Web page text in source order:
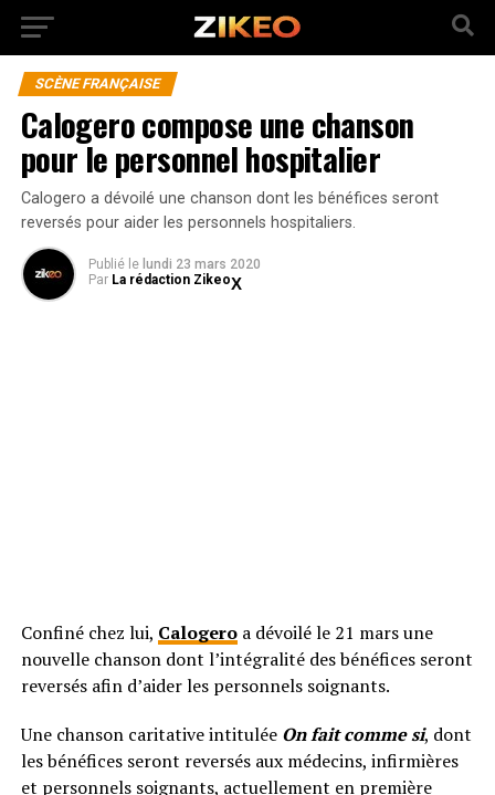
SCÈNE FRANÇAISE
Calogero compose une chanson
pour le personnel hospitalier
Calogero a dévoilé une chanson dont les bénéfices seront
reversés pour aider les personnels hospitaliers.
Publié le lundi 23 mars 2020
Par La rédaction Zikeo
Confiné chez lui, Calogeroa dévoilé le 21 mars une
nouvelle chanson dont l’intégralité des bénéfices seront
reversés afin d’aider les personnels soignants.
Une chanson caritative intitulée On fait comme si, dont
les bénéfices seront reversés aux médecins, infirmières
et personnels soignants, actuellement en première